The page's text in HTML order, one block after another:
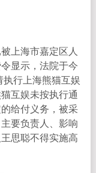
上海市嘉定区人
显示，法院于今
行上海熊猫互娱
互娱未按执行通
给付义务，被采
要负责人、影响
思聪不得实施高